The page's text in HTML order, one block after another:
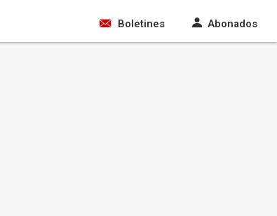
Boletines Abonados